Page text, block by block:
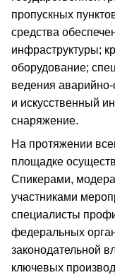
пропускных
средства
инфраструктуры;
оборудование;
ведения аварийно-
и искусственный
снаряжение.
На протяжении
площадке
Спикерами,
участниками
специалисты
федеральных
законодательной
ключевых